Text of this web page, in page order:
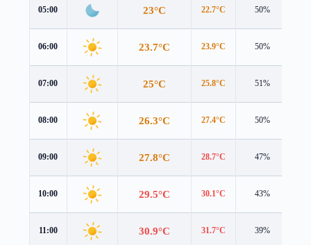
05:00 23°C 22.7°C 50%
06:00 23.7°C 23.9°C 50%
07:00 25°C 25.8°C 51%
08:00 26.3°C 27.4°C 50%
09:00 27.8°C 28.7°C 47%
10:00 29.5°C 30.1°C 43%
11:00 30.9°C 31.7°C 39%